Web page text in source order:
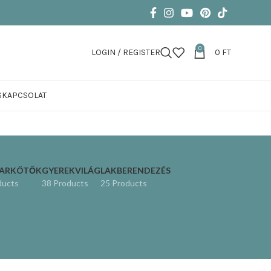
LOGIN / REGISTER 0 0 FT
KAPCSOLAT
GYEREKVILÁG
38 Products
LAKBERENDEZÉS
25 Products